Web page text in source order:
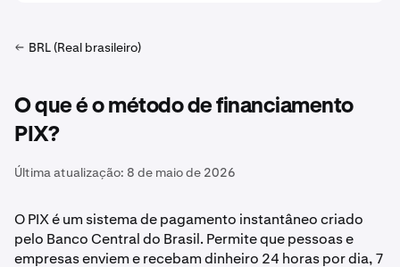
BRL (Real brasileiro)
O que é o método de financiamento
PIX?
Última atualização: 8 de maio de 2026
O PIX é um sistema de pagamento instantâneo criado
pelo Banco Central do Brasil. Permite que pessoas e
empresas enviem e recebam dinheiro 24 horas por dia, 7